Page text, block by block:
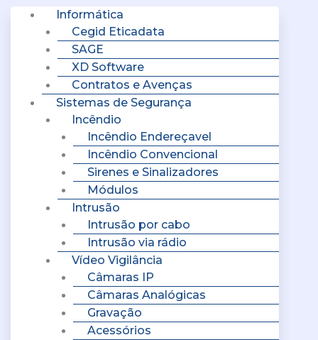
Informática
Cegid Eticadata
SAGE
XD Software
Contratos e Avenças
Sistemas de Segurança
Incêndio
Incêndio Endereçavel
Incêndio Convencional
Sirenes e Sinalizadores
Módulos
Intrusão
Intrusão por cabo
Intrusão via rádio
Vídeo Vigilância
Câmaras IP
Câmaras Analógicas
Gravação
Acessórios